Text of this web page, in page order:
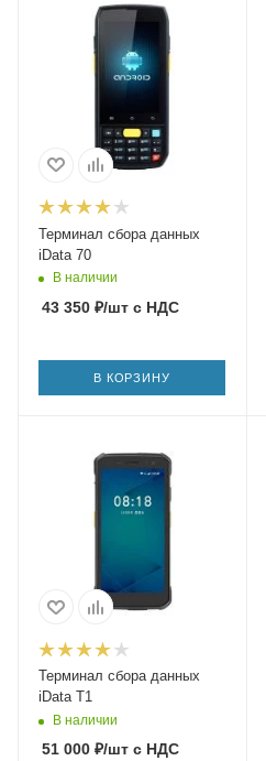
Терминал сбора данных
iData 70
В наличии
43 350 ₽/шт с НДС
В КОРЗИНУ
Терминал сбора данных
iData T1
В наличии
51 000 ₽/шт с НДС